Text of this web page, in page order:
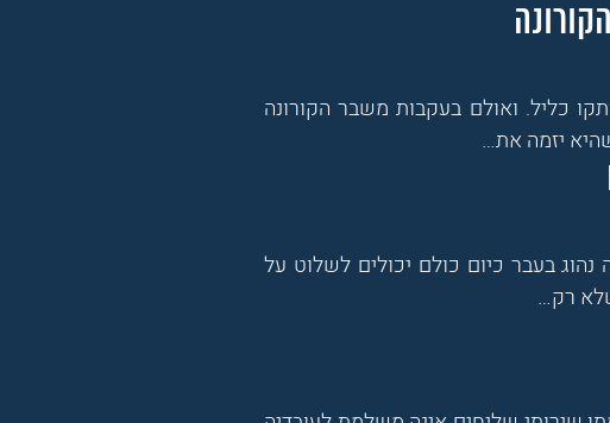
כליל. ואולם בעקבות משבר הקורונה
יזמה את…
בעבר כיום כולם יכולים לשלוט על
רק…